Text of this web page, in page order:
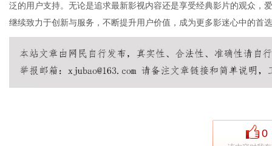
泛的用户支持。无论是追求最新影视内容还是享受经典影片的观众，
继续致力于创新与服务，不断提升用户价值，成为更多影迷心中的首
0